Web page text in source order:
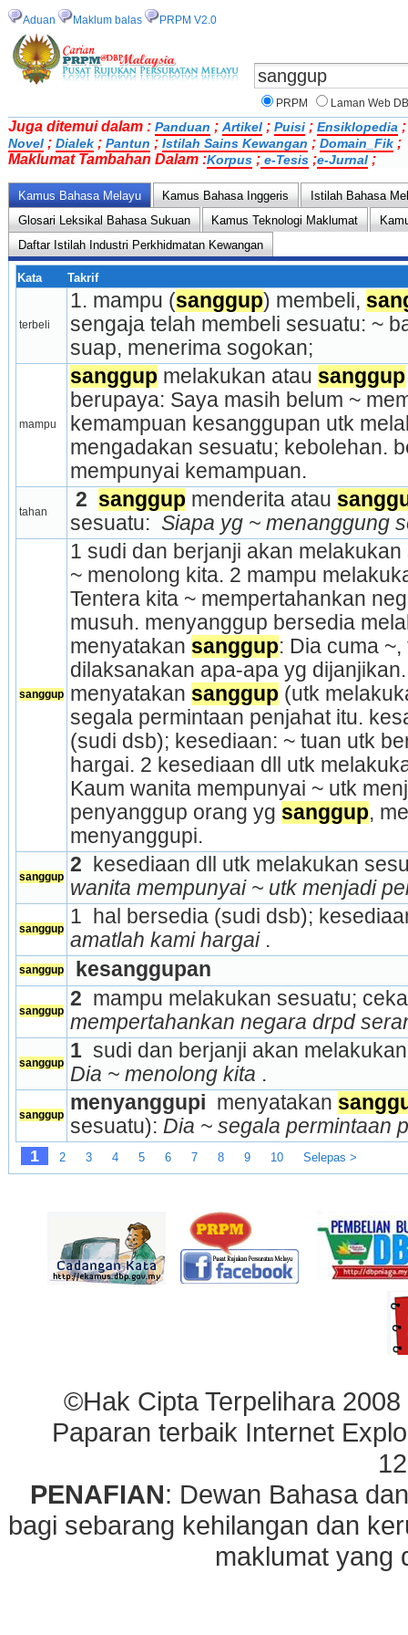
Aduan Maklum balas PRPM V2.0
PRPM Laman Web
Juga ditemui dalam : Panduan ; Artikel ; Puisi ; Ensiklopedia
Novel ; Dialek ; Pantun ; Istilah Sains Kewangan ; Domain_Fik ;
Maklumat Tambahan Dalam :Korpus ; e-Tesis ;e-Jurnal ;
Kamus Bahasa Melayu Kamus Bahasa Inggeris
Istilah Bahasa
Glosari Leksikal Bahasa Sukuan
Kamus Teknologi Maklumat
Daftar Istilah Industri Perkhidmatan Kewangan
Kata Takrif
terbeli
1. mampu (sanggup) membeli,
sengaja telah membeli sesuatu: ~
suap, menerima sogokan;
mampu
sanggup melakukan atau sanggup
berupaya: Saya masih belum ~
kemampuan kesanggupan utk
mengadakan sesuatu; kebolehan.
mempunyai kemampuan.
tahan
2 sanggup menderita atau
sesuatu: Siapa yg ~ menanggung
sanggup
1 sudi dan berjanji akan
~ menolong kita. 2 mampu
Tentera kita ~ mem­pertahankan
musuh. menyanggup bersedia
menyatakan sanggup: Dia cuma ~,
dilaksanakan apa-apa yg
menyatakan sanggup (utk
segala permintaan penjahat itu.
(sudi dsb); kesediaan: ~ tuan utk
hargai. 2 kesediaan dll utk
Kaum wanita mempunyai ~ utk
penyanggup orang yg sanggup,
menyanggupi.
sanggup
2
kesediaan dll utk melakukan
wanita mempunyai ~ utk menjadi
sanggup
1  hal bersedia (sudi dsb);
amatlah kami hargai .
sanggup kesanggupan
sanggup
2 mampu melakukan sesuatu;
mempertahankan negara drpd
sanggup
1
Dia ~ menolong kita .
sanggup
menyanggupi menyatakan
sesuatu): Dia ~ segala permintaan
1 2 3 4 5 6 7 8 9 10 Selepas >
©Hak Cipta Terpelihara
Paparan terbaik Internet
PENAFIAN: Dewan Bahasa
bagi sebarang kehilangan dan
maklumat yang